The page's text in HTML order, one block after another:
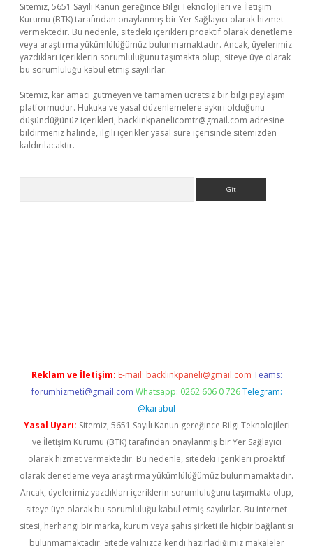
Sitemiz, 5651 Sayılı Kanun gereğince Bilgi Teknolojileri ve İletişim
Kurumu (BTK) tarafından onaylanmış bir Yer Sağlayıcı olarak hizmet
vermektedir. Bu nedenle, sitedeki içerikleri proaktif olarak denetleme
veya araştırma yükümlülüğümüz bulunmamaktadır. Ancak, üyelerimiz
yazdıkları içeriklerin sorumluluğunu taşımakta olup, siteye üye olarak
bu sorumluluğu kabul etmiş sayılırlar.
Sitemiz, kar amacı gütmeyen ve tamamen ücretsiz bir bilgi paylaşım
platformudur. Hukuka ve yasal düzenlemelere aykırı olduğunu
düşündüğünüz içerikleri, backlinkpanelicomtr@gmail.com adresine
bildirmeniz halinde, ilgili içerikler yasal süre içerisinde sitemizden
kaldırılacaktır.
Reklam ve İletişim: E-mail: backlinkpaneli@gmail.com Teams:
forumhizmeti@gmail.com Whatsapp: 0262 606 0 726 Telegram:
@karabul
Yasal Uyarı: Sitemiz, 5651 Sayılı Kanun gereğince Bilgi Teknolojileri
ve İletişim Kurumu (BTK) tarafından onaylanmış bir Yer Sağlayıcı
olarak hizmet vermektedir. Bu nedenle, sitedeki içerikleri proaktif
olarak denetleme veya araştırma yükümlülüğümüz bulunmamaktadır.
Ancak, üyelerimiz yazdıkları içeriklerin sorumluluğunu taşımakta olup,
siteye üye olarak bu sorumluluğu kabul etmiş sayılırlar. Bu internet
sitesi, herhangi bir marka, kurum veya şahıs şirketi ile hiçbir bağlantısı
bulunmamaktadır. Sitede yalnızca kendi hazırladığımız makaleler